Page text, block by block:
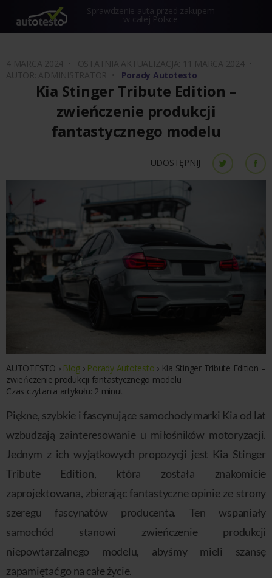
Sprawdzenie auta przed zakupem
w całej Polsce
4 MARCA 2024 •
OSTATNIA AKTUALIZACJA: 11 MARCA 2024 •
AUTOR: ADMINISTRATOR • Porady Autotesto
Kia Stinger Tribute Edition –
zwieńczenie produkcji
fantastycznego modelu
UDOSTĘPNIJ
AUTOTESTO › Blog › Porady Autotesto ›Kia Stinger Tribute Edition –
zwieńczenie produkcji fantastycznego modelu
Czas czytania artykułu: 2 minut
Piękne, szybkie i fascynujące samochody marki Kia od lat
wzbudzają zainteresowanie u miłośników motoryzacji.
Jednym z ich wyjątkowych propozycji jest Kia Stinger
Tribute Edition, która została znakomicie
zaprojektowana, zbierając fantastyczne opinie ze strony
szeregu fascynatów producenta. Ten wspaniały
samochód stanowi zwieńczenie produkcji
niepowtarzalnego modelu, abyśmy mieli szansę
zapamiętać go na całe życie.